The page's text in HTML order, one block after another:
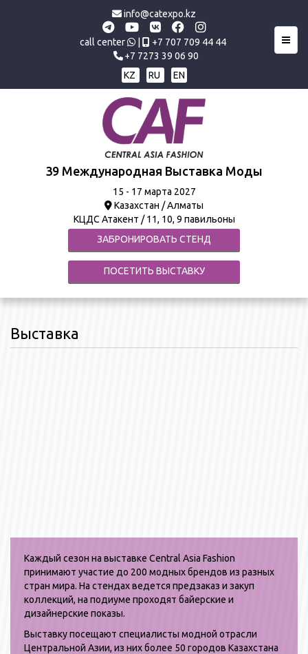
info@catexpo.kz
call center
+7 707 709 44 44
+7 7273 39 06 90
KZ
RU EN
39 Международная Выставка Моды
15 - 17 марта 2027
Казахстан / Алматы
КЦДС Атакент / 11, 10, 9 павильоны
ЗАБРОНИРОВАТЬ СТЕНД
ПОСЕТИТЬ ВЫСТАВКУ
Выставка
Каждый сезон на выставке Central Asia Fashion
принимают участие до 200 модных брендов из разных
стран мира. На стендах ведется предзаказ и закуп
коллекций, на подиуме проходят байерские и
дизайнерские показы.
Выставку посещают специалисты модной отрасли
Центральной Азии, из них более 50 городов Казахстана